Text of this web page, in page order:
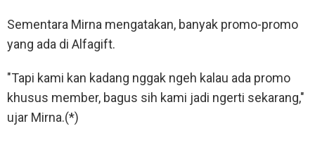
Sementara Mirna mengatakan, banyak promo-promo
yang ada di Alfagift.
"Tapi kami kan kadang nggak ngeh kalau ada promo
khusus member, bagus sih kami jadi ngerti sekarang,"
ujar Mirna.(*)